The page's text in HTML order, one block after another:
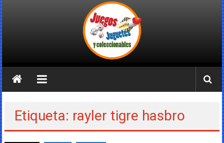
Saltar
al
contenido
Juegos
Juguetes
Coleccionables
Etiqueta: rayler tigre hasbro